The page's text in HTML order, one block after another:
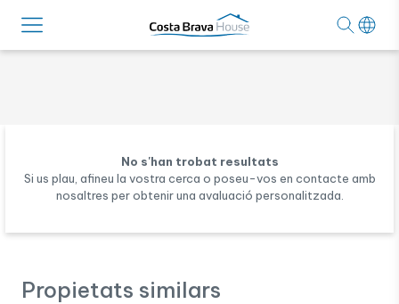
No s'han trobat resultats
Si us plau, afineu la vostra cerca o poseu-vos en contacte amb
nosaltres per obtenir una avaluació personalitzada.
Propietats similars